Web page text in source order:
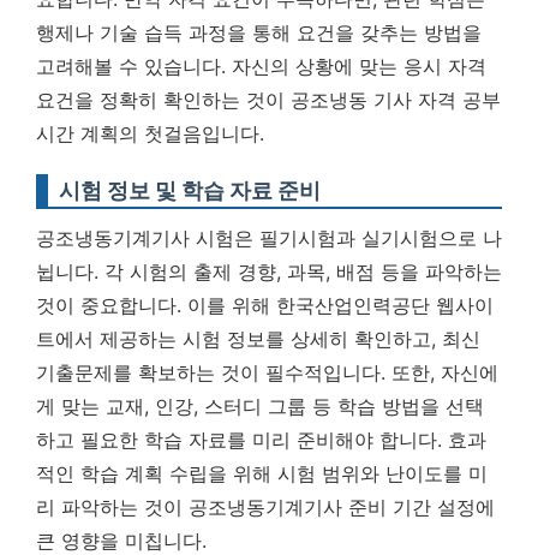
행제나 기술 습득 과정을 통해 요건을 갖추는 방법을
고려해볼 수 있습니다. 자신의 상황에 맞는 응시 자격
요건을 정확히 확인하는 것이 공조냉동 기사 자격 공부
시간 계획의 첫걸음입니다.
시험 정보 및 학습 자료 준비
공조냉동기계기사 시험은 필기시험과 실기시험으로 나
뉩니다. 각 시험의 출제 경향, 과목, 배점 등을 파악하는
것이 중요합니다. 이를 위해 한국산업인력공단 웹사이
트에서 제공하는 시험 정보를 상세히 확인하고, 최신
기출문제를 확보하는 것이 필수적입니다. 또한, 자신에
게 맞는 교재, 인강, 스터디 그룹 등 학습 방법을 선택
하고 필요한 학습 자료를 미리 준비해야 합니다. 효과
적인 학습 계획 수립을 위해 시험 범위와 난이도를 미
리 파악하는 것이 공조냉동기계기사 준비 기간 설정에
큰 영향을 미칩니다.